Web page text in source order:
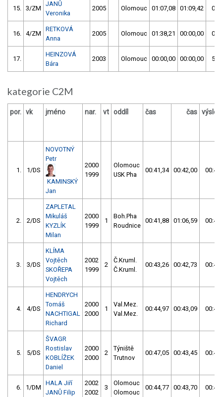
15. 3/ZM
JANŮ
Veronika
2005 Olomouc 01:07,08 01:09,42
16. 4/ZM
RETKOVÁ
Anna
2005 Olomouc 01:38,21 00:00,00
17.
HEINZOVÁ
Bára
2003 Olomouc 00:00,00 00:00,00
kategorie C2M
por. vk jméno nar. vt oddíl čas čas
1. 1/DS
NOVOTNÝ
Petr
KAMINSKÝ
Jan
2000
1999
Olomouc
USK Pha
00:41,34 00:42,00
2. 2/DS
ZAPLETAL
Mikuláš
KYZLÍK
Milan
2000
1999
1
Boh.Pha
Roudnice
00:41,88 01:06,59
3. 3/DS
KLÍMA
Vojtěch
SKOŘEPA
Vojtěch
2002
1999
2
Č.Kruml.
Č.Kruml.
00:43,26 00:42,73
4. 4/DS
HENDRYCH
Tomáš
NACHTIGAL
Richard
2000
2000
1
Val.Mez.
Val.Mez.
00:44,97 00:43,09
5. 5/DS
ŠVAGR
Rostislav
KOBLÍŽEK
Daniel
2000
2000
2
Týniště
Trutnov
00:47,05 00:43,45
6. 1/DM
HALA Jiří
JANŮ Filip
2002
2002
3
Olomouc
Olomouc
00:44,77 00:43,70